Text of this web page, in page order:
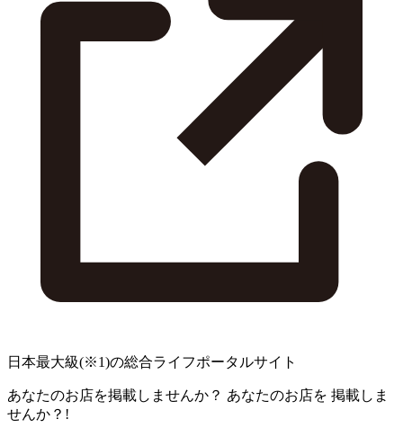
日本最大級(※1)の総合ライフポータルサイト
あなたのお店を掲載しませんか？ あなたのお店を 掲載しま
せんか？!